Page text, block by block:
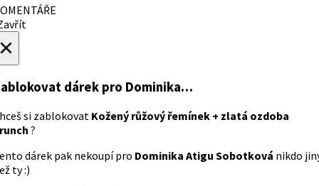
dárek pro Dominika…
si zablokovat Kožený růžový řemínek + zlatá ozdoba
?
dárek pak nekoupí pro Dominika Atigu Sobotková nikdo
ty :)